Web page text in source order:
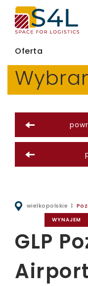
Oferta
wielkopolskie |
WYNAJEM
GLP